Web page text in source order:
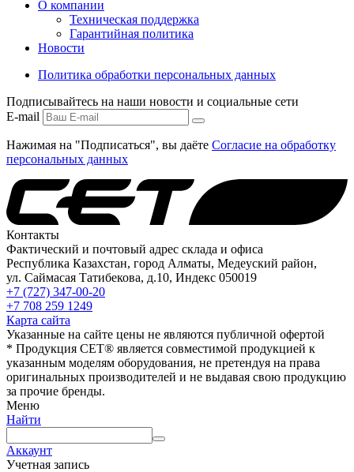
О компании
Техническая поддержка
Гарантийная политика
Новости
Политика обработки персональных данных
Подписывайтесь на наши новости и социальные сети
E-mail
Нажимая на "Подписаться", вы даёте Согласие на обработку
персональных данных
Контакты
Фактический и почтовый адрес склада и офиса
Республика Казахстан, город Алматы, Медеуский район,
ул. Саймасая Татибекова, д.10, Индекс 050019
+7 (727) 347-00-20
+7 708 259 1249
Карта сайта
Указанные на сайте цены не являются публичной офертой
* Продукция СЕТ® является совместимой продукцией к
указанным моделям оборудования, не претендуя на права
оригинальных производителей и не выдавая свою продукцию
за прочие бренды.
Меню
Найти
Аккаунт
Учетная запись